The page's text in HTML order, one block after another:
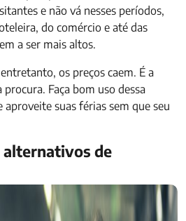
e não vá nesses períodos,
do comércio e até das
a ser mais altos.
os preços caem. É a
Faça bom uso dessa
suas férias sem que seu
alternativos de